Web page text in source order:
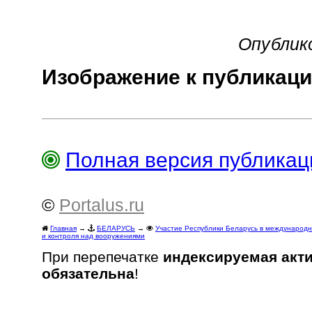
Изображение к
Полная версия
© Portalus.ru
Главная → БЕЛАРУСЬ →
Участие Республики Беларусь в
и контроля над вооружениями
При перепечатке индексируемая
обязательна!